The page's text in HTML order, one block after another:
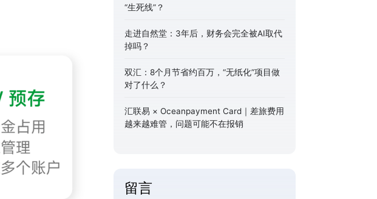
“生死线”？
走进自然堂：3年后，财务会完全被AI取代
掉吗？
双汇：8个月节省约百万，“无纸化”项目做
对了什么？
汇联易 × Oceanpayment Card｜差旅费用
越来越难管，问题可能不在报销
留言